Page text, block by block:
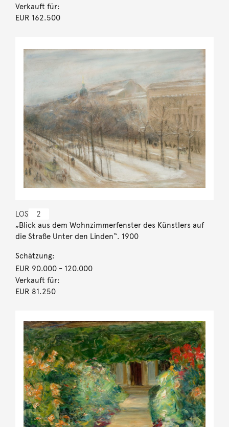
Verkauft für:
EUR 162.500
LOS 2
„Blick aus dem Wohnzimmerfenster des Künstlers auf
die Straße Unter den Linden“. 1900
Schätzung:
EUR 90.000- 120.000
Verkauft für:
EUR 81.250